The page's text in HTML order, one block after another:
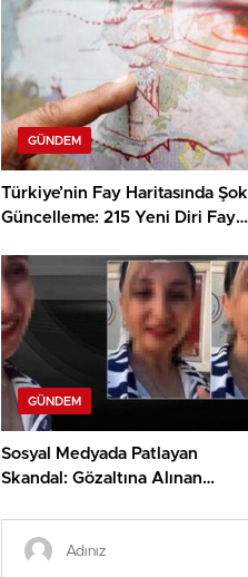
GÜNDEM
Türkiye’nin Fay Haritasında Şok
Güncelleme: 215 Yeni Diri Fay
GÜNDEM
Sosyal Medyada Patlayan
Skandal: Gözaltına Alınan